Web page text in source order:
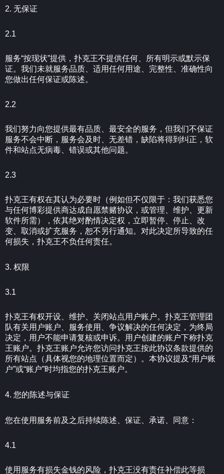
2. 无保证
2.1
服务“按现状”提供，扑克王不提供任何、所有明示或默示保
证。我们未就服务品质、适用任何用途、完整性、准确性向
您做出任何保证或陈述。
2.2
我们努力向您提供最有品质、最安全的服务，但我们不保证
服务不会中断，服务会及时、无差错，缺陷将得到纠正，软
件和站点无病毒、错误或其他问题。
2.3
扑克王有权在其认为必要时（例如但不仅限于：我们获悉您
与任何博彩提供商达成自愿禁赌协议，或管理、维护、更新
软件所需），依其绝对酌情决定权，立即暂停、停止、改
变、取消或扩充服务，恕不另行通知。对此决定所导致的任
何损失，扑克王不负任何责任。
3. 权限
3.1
扑克王有权开设、维护、关闭站点用户账户。扑克王管理团
队有关用户账户、服务使用、争议解决的任何决定，为终局
决定，用户不能申请复核或申诉。用户创建的账户下称扑克
王账户。扑克王账户允许您访问扑克王按此协议条款提供的
所有站点（具体视您的地理位置而定）。本协议提及“用户账
户”或“账户”时均指您的扑克王账户。
4. 您的陈述与保证
您在使用服务前及之后持续陈述、保证、承诺、同意：
4.1
使用服务有损失金钱的风险，扑克王没有责任补偿此等损